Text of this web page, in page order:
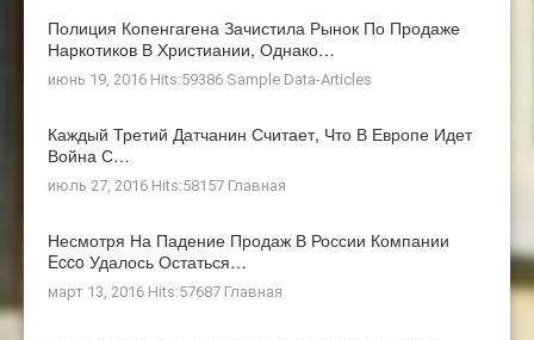
Полиция Копенгагена Зачистила Рынок По Продаже
Наркотиков В Христиании, Однако…
июнь 19, 2016 Hits:59386 Sample Data-Articles
Каждый Третий Датчанин Считает, Что В Европе Идет
Война С…
июль 27, 2016 Hits:58157 Главная
Несмотря На Падение Продаж В России Компании
Ecco Удалось Остаться…
март 13, 2016 Hits:57687 Главная